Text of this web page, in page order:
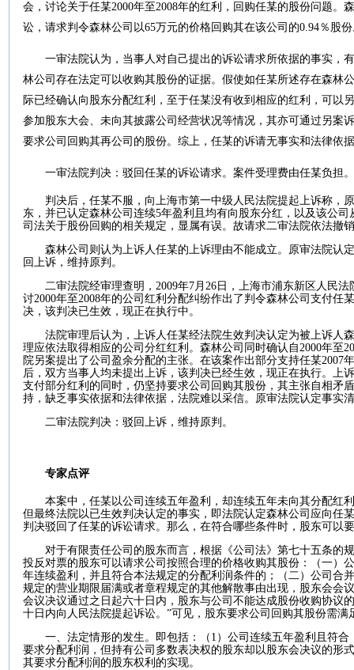
会，讨论关于任某2000年至2008年的红利，回购任某的股份问题。
讼，请求判令森林公司以65万元的价格回购其在该公司的0.94％股
一审法院认为，当事人对自己提出的诉讼请求所依据的事实，
林公司存在法定可以收购其股份的证据。假使如任某所述存在森林
际已经确认向股东分配红利，至于任某没有收到相应的红利，可以
参加股东大会、未向其披露公司经营状况等情况，其亦可通过另案
要求公司回购其再公司的股份。综上，任某的诉请无事实和法律依
一审法院判决：驳回任某的诉讼请求。案件受理费由任某负担。
判决后，任某不服，向上海市第一中级人民法院提起上诉称，
东，并已认定森林公司连续5年盈利且均有向股东分红，以及该公
司法关于股份回购的相关规定，显属有误。故请求二审法院依法撤
森林公司则认为上诉人任某的上诉理由不能成立。原审法院认
回上诉，维持原判。
二审法院经审理查明， 2009年7月 26 日 ，上海市浦东新区人民
讨2000年至2008年的公司红利分配纠纷作出了判令森林公司支付任某
决，该判决已生效，现正在执行中。
法院审理后认为，上诉人任某经法院生效判决认定为被上诉人
理应依法取得相应的公司分红红利。森林公司同时确认自2000年至
院另案提出了公司盈余分配的主张。在该案作出部分支持任某2007
后，双方当事人均未提出上诉，该判决已经生效，现正在执行。上
支付部分红利的同时，仍坚持要求公司回购其股份，其主张自相矛
持，缺乏事实依据和法律依据，法院难以采信。原审法院认定事实
二审法院判决：驳回上诉，维持原判。
专家点评
本案中，任某以公司连续五年盈利，却连续五年未向其分配红
但最终法院以已生效判决认定的事实，即法院认定森林公司应向任
判决驳回了任某的诉讼请求。那么，在符合哪些条件时，股东可以
对于有限责任公司的股东而言，根据《公司法》第七十五条的
投反对票的股东可以请求公司按照合理的价格收购其股份：（一）
年连续盈利，并且符合本法规定的分配利润条件的；（二）公司合
规定的营业期限届满或者章程规定的其他解散事由出现，股东会会
会议决议通过之日起六十日内，股东与公司不能达成股份收购协议
十日内向人民法院提起诉讼。”可见，股东要求公司回购其股份需满
一、法定情形的发生。即包括：（ 1 ）公司连续五年盈利且符
要求分配利润，但持有公司多数表决权的股东却以股东会决议的形
其要求分配利润的股东权利的实现。